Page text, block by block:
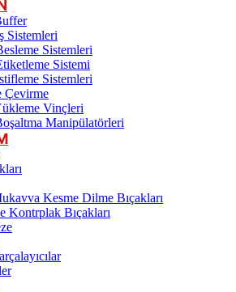
Sistemleri
Sistemleri
Sistemi
Sistemleri
Çevirme
Vinçleri
Manipülatörleri
Kesme Dilme Bıçakları
Kontrplak Bıçakları